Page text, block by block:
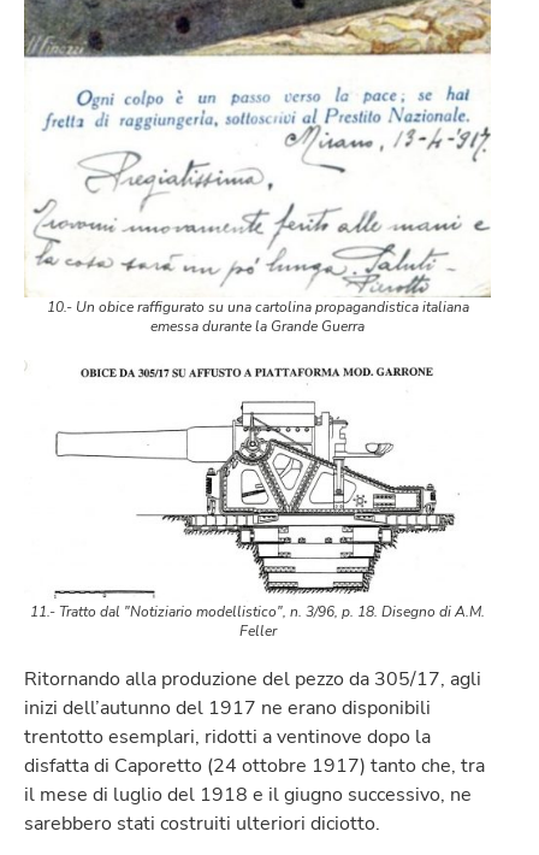
10.- Un obice raffigurato su una cartolina propagandistica italiana
emessa durante la Grande Guerra
11.- Tratto dal "Notiziario modellistico", n. 3/96, p. 18. Disegno di A.M.
Feller
Ritornando alla produzione del pezzo da 305/17, agli
inizi dell’autunno del 1917 ne erano disponibili
trentotto esemplari, ridotti a ventinove dopo la
disfatta di Caporetto (24 ottobre 1917) tanto che, tra
il mese di luglio del 1918 e il giugno successivo, ne
sarebbero stati costruiti ulteriori diciotto.